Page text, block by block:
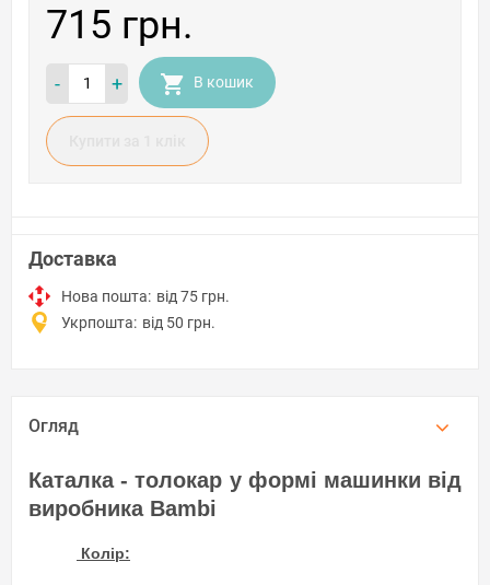
715 грн.
- + В кошик
Доставка
Нова пошта: від 75 грн.
Укрпошта: від 50 грн.
Огляд
Каталка - толокар у формі машинки від
виробника Bambi
Колір: